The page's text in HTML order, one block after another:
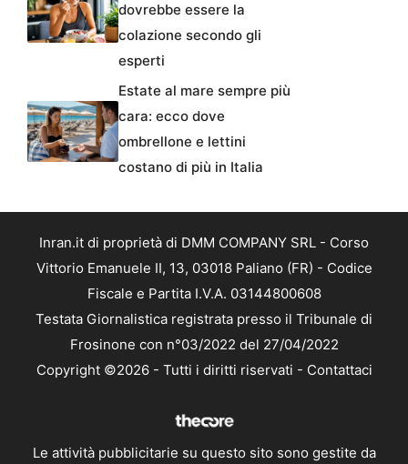
dovrebbe essere la
colazione secondo gli
esperti
Estate al mare sempre più
cara: ecco dove
ombrellone e lettini
costano di più in Italia
Inran.it di proprietà di DMM COMPANY SRL - Corso
Vittorio Emanuele II, 13, 03018 Paliano (FR) - Codice
Fiscale e Partita I.V.A. 03144800608
Testata Giornalistica registrata presso il Tribunale di
Frosinone con n°03/2022 del 27/04/2022
Copyright ©2026 - Tutti i diritti riservati - Contattaci
Le attività pubblicitarie su questo sito sono gestite da